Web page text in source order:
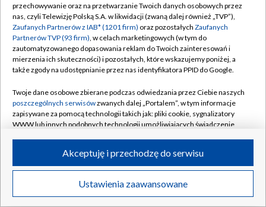
Abonament TVP
Emisja w TVP
Centrum informacji TVP
Naziemna Telewizja Cyfrowa
Rada Programowa
System NOS
Informacje o nadawcy
Program dla prasy
Ogłoszenie przetargowe
Regulamin TVP
Polityka prywatności
Moje zgody
Pomoc
Kontakt
Kanały
©2026 Telewizja Polska S.A. w likwidacji
przechowywanie oraz na przetwarzanie Twoich danych osobowych przez
nas, czyli Telewizję Polską S.A. w likwidacji (zwaną dalej również „TVP”),
Zaufanych Partnerów z IAB* (1201 firm) oraz pozostałych Zaufanych
Partnerów TVP (93 firm), w celach marketingowych (w tym do
zautomatyzowanego dopasowania reklam do Twoich zainteresowań i
mierzenia ich skuteczności) i pozostałych, które wskazujemy poniżej, a
także zgody na udostępnianie przez nas identyfikatora PPID do Google.
Twoje dane osobowe zbierane podczas odwiedzania przez Ciebie naszych
poszczególnych serwisówzwanych dalej „Portalem”, w tym informacje
zapisywane za pomocą technologii takich jak: pliki cookie, sygnalizatory
WWW lub innych podobnych technologii umożliwiających świadczenie
ruchu w Internecie.
Twoje dane osobowe zbierane podczas odwiedzania przez Ciebie
poszczególnych serwisówna Portalu, takie jak adresy IP, identyfikatory
Ustawienia zaawansowane
Akceptuję i przechodzę do serwisu